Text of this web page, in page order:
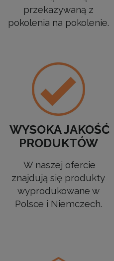
przekazywaną z
pokolenia na pokolenie.
WYSOKA JAKOŚĆ
PRODUKTÓW
W naszej ofercie
znajdują się produkty
wyprodukowane w
Polsce i Niemczech.